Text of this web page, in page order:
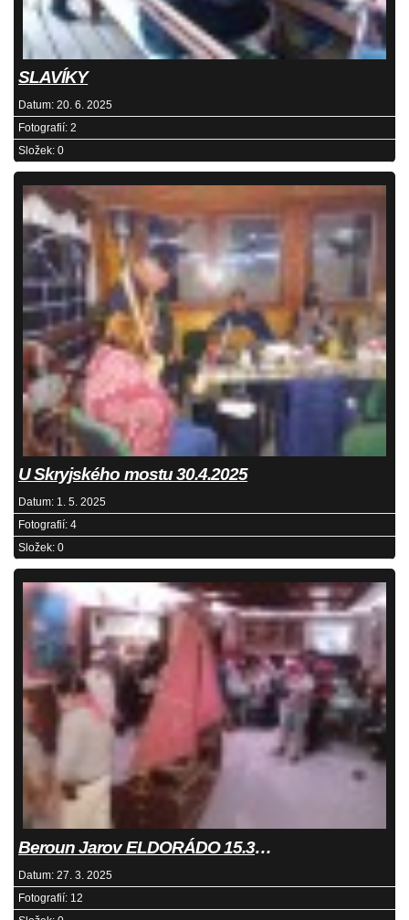
SLAVÍKY
Datum: 20. 6. 2025
Fotografií: 2
Složek: 0
U Skryjského mostu 30.4.2025
Datum: 1. 5. 2025
Fotografií: 4
Složek: 0
Beroun Jarov ELDORÁDO 15.3.2025
Datum: 27. 3. 2025
Fotografií: 12